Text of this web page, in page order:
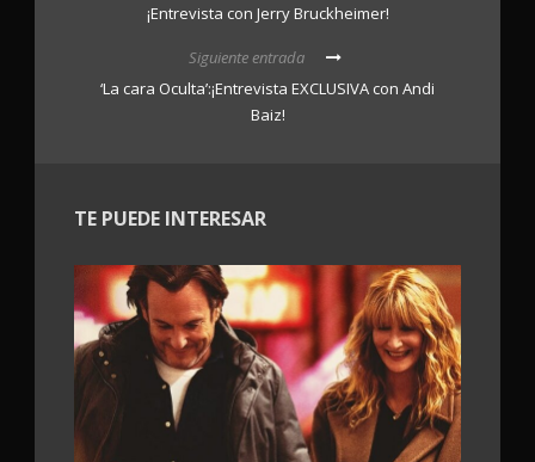
¡Entrevista con Jerry Bruckheimer!
Siguiente entrada
‘La cara Oculta’:¡Entrevista EXCLUSIVA con Andi
Baiz!
TE PUEDE INTERESAR